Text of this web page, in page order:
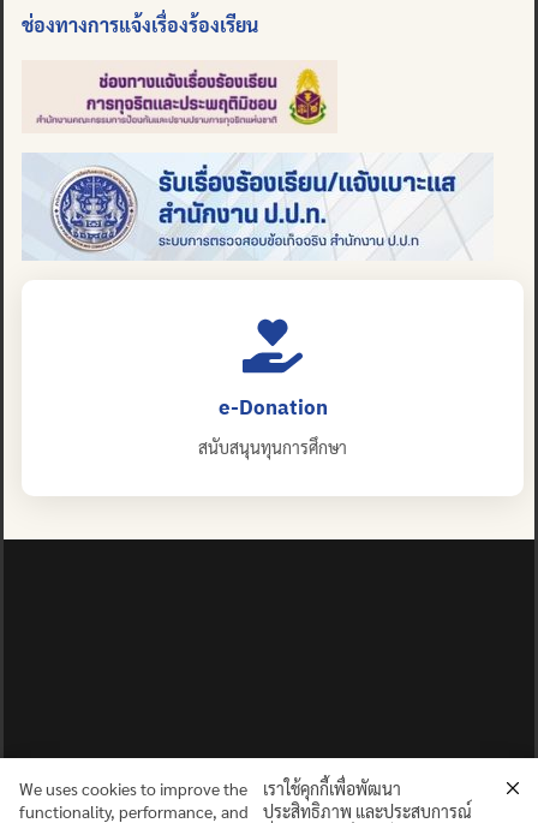
ช่องทางการแจ้งเรื่องร้องเรียน
e-Donation
สนับสนุนทุนการศึกษา
We uses cookies to improve the
functionality, performance, and
เราใช้คุกกี้เพื่อพัฒนา
ประสิทธิภาพ และประสบการณ์